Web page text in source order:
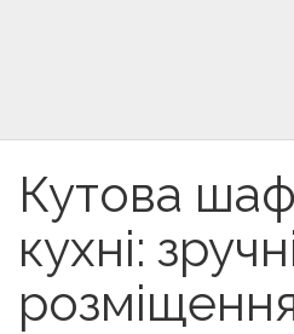
Кутова
кухні: